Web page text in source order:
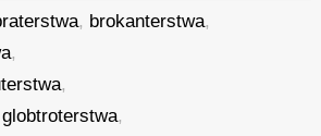
, brokanterstwa,
,
,
globtroterstwa,